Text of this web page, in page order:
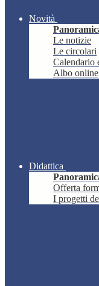
Novità
Le notizie
Le circolari
Calendario
Albo online
Didattica
Offerta
I progetti